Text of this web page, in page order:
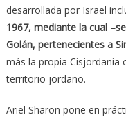
desarrollada por Israel
1967, mediante la cual
Golán, pertenecientes a
más la propia Cisjordania
territorio jordano.
Ariel Sharon pone en